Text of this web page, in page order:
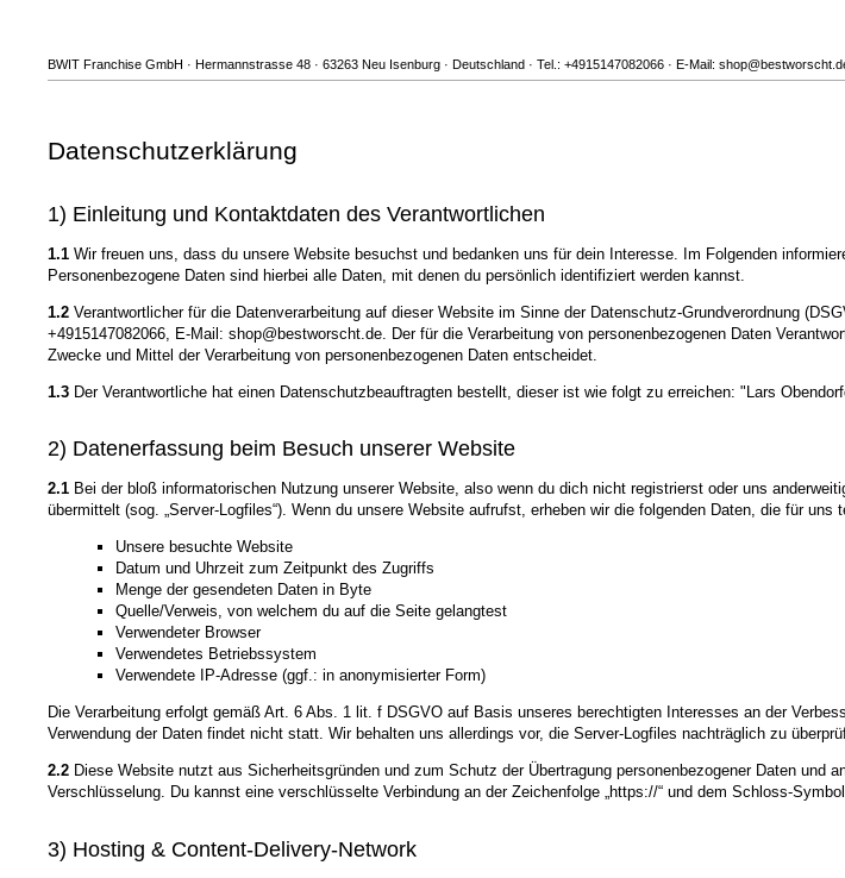
BWIT Franchise GmbH · Hermannstrasse 48 · 63263 Neu Isenburg · Deutschland · Tel.: +4915147082066 · E-Mail:
Datenschutzerklärung
1) Einleitung und Kontaktdaten des Verantwortlichen
1.1 Wir freuen uns, dass du unsere Website besuchst und bedanken uns für dein Interesse. Im Folgenden
Personenbezogene Daten sind hierbei alle Daten, mit denen du persönlich identifiziert werden kannst.
1.2 Verantwortlicher für die Datenverarbeitung auf dieser Website im Sinne der Datenschutz-Grundverordnung
+4915147082066, E-Mail: shop@bestworscht.de. Der für die Verarbeitung von personenbezogenen Daten
Zwecke und Mittel der Verarbeitung von personenbezogenen Daten entscheidet.
1.3 Der Verantwortliche hat einen Datenschutzbeauftragten bestellt, dieser ist wie folgt zu erreichen: "Lars
2) Datenerfassung beim Besuch unserer Website
2.1 Bei der bloß informatorischen Nutzung unserer Website, also wenn du dich nicht registrierst oder uns
übermittelt (sog. „Server-Logfiles“). Wenn du unsere Website aufrufst, erheben wir die folgenden Daten, die für
Unsere besuchte Website
Datum und Uhrzeit zum Zeitpunkt des Zugriffs
Menge der gesendeten Daten in Byte
Quelle/Verweis, von welchem du auf die Seite gelangtest
Verwendeter Browser
Verwendetes Betriebssystem
Verwendete IP-Adresse (ggf.: in anonymisierter Form)
Die Verarbeitung erfolgt gemäß Art. 6 Abs. 1 lit. f DSGVO auf Basis unseres berechtigten Interesses an der
Verwendung der Daten findet nicht statt. Wir behalten uns allerdings vor, die Server-Logfiles nachträglich zu
2.2 Diese Website nutzt aus Sicherheitsgründen und zum Schutz der Übertragung personenbezogener Daten
Verschlüsselung. Du kannst eine verschlüsselte Verbindung an der Zeichenfolge „https://“ und dem Schloss-
3) Hosting & Content-Delivery-Network